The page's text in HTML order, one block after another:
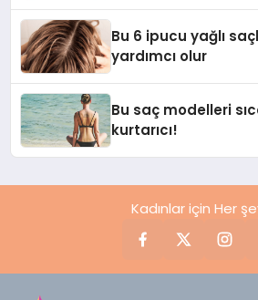
Bu 6 ipucu yağlı
yardımcı olur
Bu saç modelleri
kurtarıcı!
Kadınlar için Her